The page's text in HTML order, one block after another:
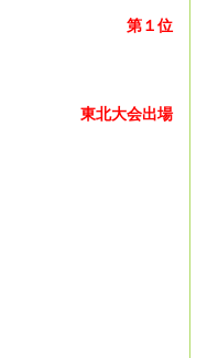
第１位
東北大会出場